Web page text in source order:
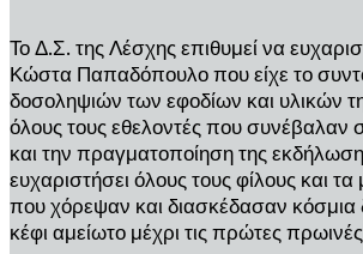
Το Δ.Σ. της Λέσχης επιθυμεί να
Κώστα Παπαδόπουλο που είχε το
δοσοληψιών των εφοδίων και υλικών
όλους τους εθελοντές που συνέβαλαν
και την πραγματοποίηση της
ευχαριστήσει όλους τους φίλους και
που χόρεψαν και διασκέδασαν κόσμια
κέφι αμείωτο μέχρι τις πρώτες